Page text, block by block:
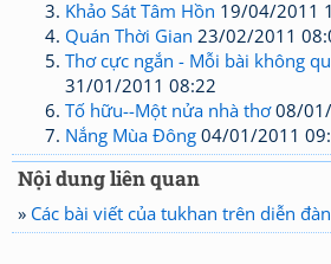
Khảo Sát Tâm Hồn 19/04/2011
Quán Thời Gian 23/02/2011
Thơ cực ngắn - Mỗi bài không
31/01/2011 08:22
Tố hữu--Một nửa nhà thơ08/01/
Nắng Mùa Đông 04/01/2011
Nội dung liên quan
» Các bài viết của tukhan trên diễn